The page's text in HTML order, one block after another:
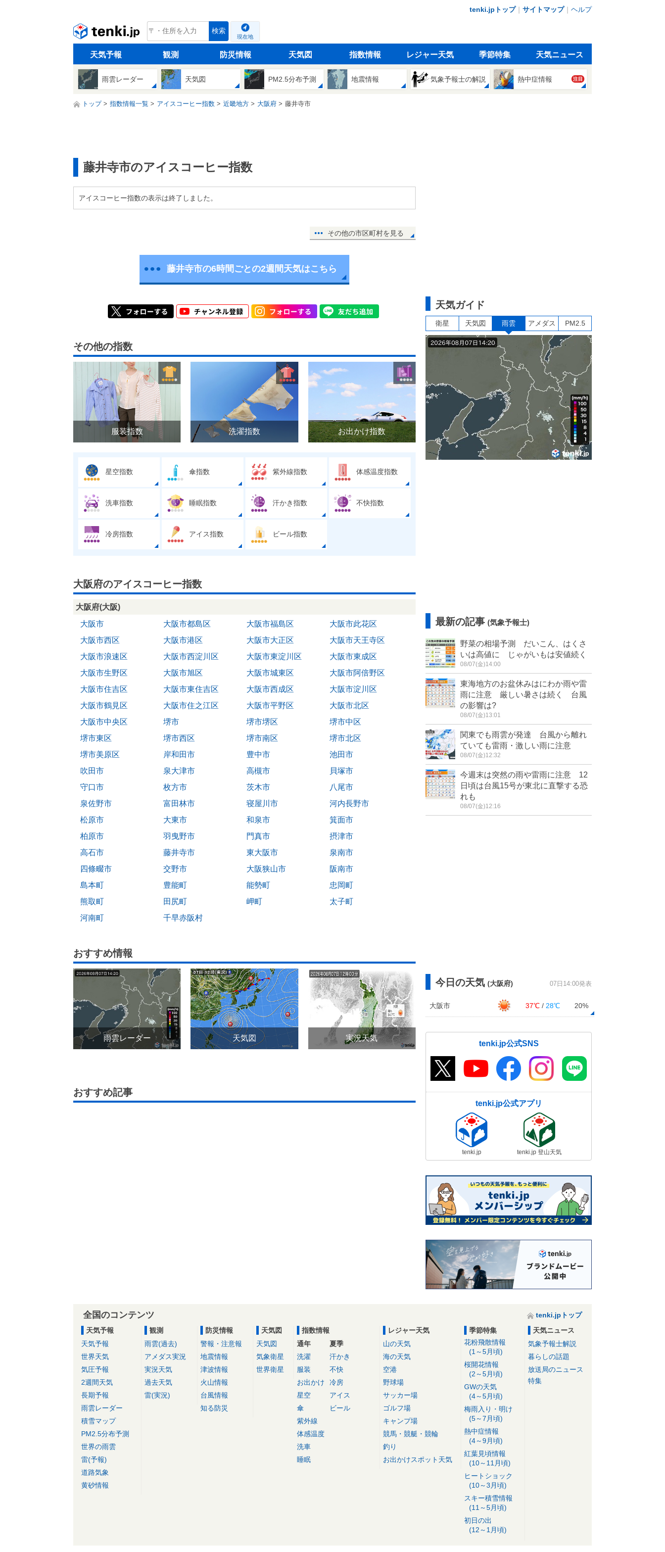
tenki.jpトップ｜ サイトマップ｜ ヘルプ
tenki.jp 検索
現在地
天気予報 観測 防災情報 天気図 指数情報 レジャー天気 季節特集 天気ニュース
雨雲レーダー 天気図 PM2.5分布予測 地震情報 気象予報士の解説 熱中症情報 注目
トップ 指数情報一覧 アイスコーヒー指数 近畿地方 大阪府 藤井寺市
藤井寺市のアイスコーヒー指数
アイスコーヒー指数の表示は終了しました。
その他の市区町村を見る
藤井寺市の6時間ごとの2週間天気はこちら
その他の指数
服装指数 洗濯指数 お出かけ指数
星空指数 傘指数 紫外線指数 体感温度指数
洗車指数 睡眠指数 汗かき指数 不快指数
冷房指数 アイス指数 ビール指数
大阪府のアイスコーヒー指数
大阪府(大阪)
大阪市
大阪市都島区 大阪市福島区
大阪市此花区
大阪市西区
大阪市港区 大阪市大正区
大阪市天王寺区
大阪市浪速区
大阪市西淀川区 大阪市東淀川区
大阪市東成区
大阪市生野区
大阪市旭区 大阪市城東区
大阪市阿倍野区
大阪市住吉区
大阪市東住吉区 大阪市西成区
大阪市淀川区
大阪市鶴見区
大阪市住之江区 大阪市平野区
大阪市北区
大阪市中央区
堺市 堺市堺区
堺市中区
堺市東区
堺市西区 堺市南区
堺市北区
堺市美原区
岸和田市 豊中市
池田市
吹田市
泉大津市 高槻市
貝塚市
守口市
枚方市 茨木市
八尾市
泉佐野市
富田林市 寝屋川市
河内長野市
松原市
大東市 和泉市
箕面市
柏原市
羽曳野市 門真市
摂津市
高石市
藤井寺市 東大阪市
泉南市
四條畷市
交野市 大阪狭山市
阪南市
島本町
豊能町 能勢町
忠岡町
熊取町
田尻町 岬町
太子町
河南町
千早赤阪村
おすすめ情報
雨雲レーダー 天気図 実況天気
おすすめ記事
天気ガイド
衛星 天気図 雨雲 アメダス PM2.5
最新の記事 (気象予報士)
野菜の相場予測 だいこん、はくさ
いは高値に じゃがいもは安値続く
08/07(金)14:00
東海地方のお盆休みはにわか雨や雷
雨に注意 厳しい暑さは続く 台風
の影響は?
08/07(金)13:01
関東でも雨雲が発達 台風から離れ
ていても雷雨・激しい雨に注意
08/07(金)12:32
今週末は突然の雨や雷雨に注意 12
日頃は台風15号が東北に直撃する恐
れも
08/07(金)12:16
今日の天気 (大阪府) 07日14:00発表
大阪市 37℃ / 28℃ 20%
tenki.jp公式SNS
tenki.jp公式アプリ
tenki.jp tenki.jp 登山天気
全国のコンテンツ
tenki.jpトップ
天気予報
天気予報
世界天気
気圧予報
2週間天気
長期予報
雨雲レーダー
積雪マップ
PM2.5分布予測
世界の雨雲
雷(予報)
道路気象
黄砂情報
観測
雨雲(過去)
アメダス実況
実況天気
過去天気
雷(実況)
防災情報
警報・注意報
地震情報
津波情報
火山情報
台風情報
知る防災
天気図
天気図
気象衛星
世界衛星
指数情報
通年
洗濯
服装
お出かけ
星空
傘
紫外線
体感温度
洗車
睡眠
夏季
汗かき
不快
冷房
アイス
ビール
レジャー天気
山の天気
海の天気
空港
野球場
サッカー場
ゴルフ場
キャンプ場
競馬・競艇・競輪
釣り
お出かけスポット天気
季節特集
花粉飛散情報
(1～5月頃)
桜開花情報
(2～5月頃)
GWの天気
(4～5月頃)
梅雨入り・明け
(5～7月頃)
熱中症情報
(4～9月頃)
紅葉見頃情報
(10～11月頃)
ヒートショック
(10～3月頃)
スキー積雪情報
(11～5月頃)
初日の出
(12～1月頃)
天気ニュース
気象予報士解説
暮らしの話題
放送局のニュース
特集